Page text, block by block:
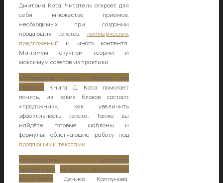
Дмитрия Кота. Читатель откроет для
себя множество приёмов,
необходимых при создании
продающих текстов, коммерческих
предложений и иного контента.
Минимум скучной теории и
максимум советов из практики.
«Продающие тексты. Модель для
сборки».
Книга Д. Кота помогает
понять, из каких блоков состоит
«продажник», как увеличить
эффективность текста. Также вы
найдёте готовые шаблоны и
формулы, облегчающие работу над
продающими текстами.
«Копирайтинг массового
поражения»
«Контент, маркетинг и
рок-н-ролл» Дениса Каплунова.